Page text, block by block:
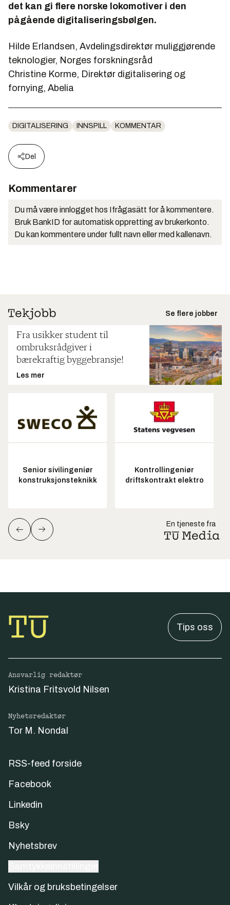
det kan gi flere norske lokomotiver i den
pågående digitaliseringsbølgen.
Hilde Erlandsen, Avdelingsdirektør muliggjørende
teknologier, Norges forskningsråd
Christine Korme, Direktør digitalisering og
fornying, Abelia
DIGITALISERING INNSPILL KOMMENTAR
Del
Kommentarer
Du må være innlogget hos Ifrågasätt for å kommentere.
Bruk BankID for automatisk oppretting av brukerkonto.
Du kan kommentere under fullt navn eller med kallenavn.
Se flere jobber
Fra usikker student til
ombruksrådgiver i
bærekraftig byggebransje!
Les mer
Senior sivilingeniør
konstruksjonsteknikk
Kontrollingeniør
driftskontrakt elektro
En tjeneste fra
Tips oss
Ansvarlig redaktør
Kristina Fritsvold Nilsen
Nyhetsredaktør
Tor M. Nondal
RSS-feed forside
Facebook
Linkedin
Bsky
Nyhetsbrev
Vilkår og bruksbetingelser